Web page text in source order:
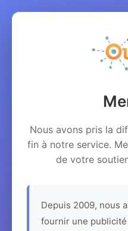
Nous avons pris la
fin à notre service.
de votre
Depuis 2009, nous
fournir une